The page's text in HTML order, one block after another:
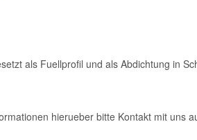
als Fuellprofil und als Abdichtung in
hierueber bitte Kontakt mit uns